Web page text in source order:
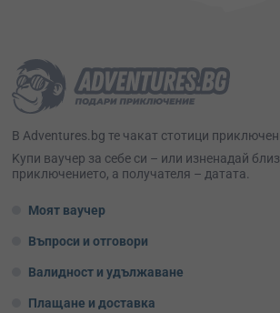
В Adventures.bg те чакат стотици
Kупи ваучер за себе си – или изненадай
приключението, а получателя – датата.
Моят ваучер
Въпроси и отговори
Валидност и удължаване
Плащане и доставка